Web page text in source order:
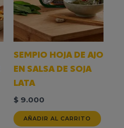
SEMPIO HOJA DE AJO
EN SALSA DE SOJA
LATA
$9.000
AÑADIR AL CARRITO